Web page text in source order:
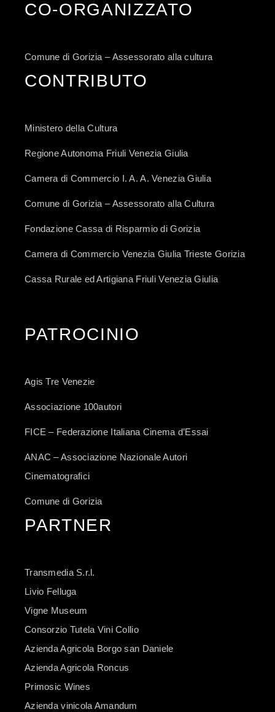
CO-ORGANIZZATO
Comune di Gorizia – Assessorato alla cultura
CONTRIBUTO
Ministero della Cultura
Regione Autonoma Friuli Venezia Giulia
Camera di Commercio I. A. A. Venezia Giulia
Comune di Gorizia – Assessorato alla Cultura
Fondazione Cassa di Risparmio di Gorizia
Camera di Commercio Venezia Giulia Trieste Gorizia
Cassa Rurale ed Artigiana Friuli Venezia Giulia
PATROCINIO
Agis Tre Venezie
Associazione 100autori
FICE – Federazione Italiana Cinema d’Essai
ANAC – Associazione Nazionale Autori
Cinematografici
Comune di Gorizia
PARTNER
Transmedia S.r.l.
Livio Felluga
Vigne Museum
Consorzio Tutela Vini Collio
Azienda Agricola Borgo san Daniele
Azienda Agricola Roncus
Primosic Wines
Azienda vinicola Amandum